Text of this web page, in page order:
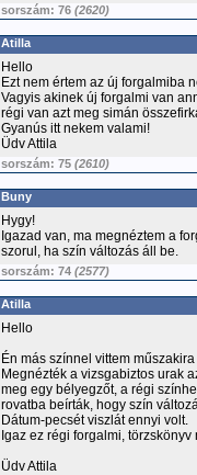
sorszám: 76 (2620)
Atilla
Hello
Ezt nem értem az új forgalmiba
Vagyis akinek új forgalmi van
régi van azt meg simán
Gyanús itt nekem valami!
Üdv Attila
sorszám: 75 (2610)
Buny
Hygy!
Igazad van, ma megnéztem a
szorul, ha szín változás áll be.
sorszám: 74 (2577)
Atilla
Hello
Én más színnel vittem
Megnézték a vizsgabiztos urak
meg egy bélyegzőt, a régi
rovatba beírták, hogy szín
Dátum-pecsét viszlát ennyi volt.
Igaz ez régi forgalmi, törzskönyv
Üdv Attila